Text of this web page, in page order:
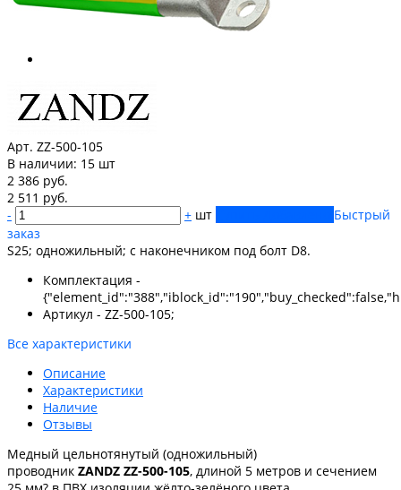
Арт. ZZ-500-105
В наличии: 15 шт
2 386 руб.
2 511 руб.
-
+ шт
Быстрый
заказ
S25; одножильный; с наконечником под болт D8.
Комплектация -
Артикул - ZZ-500-105;
Все характеристики
Описание
Характеристики
Наличие
Отзывы
Медный цельнотянутый (одножильный)
проводник ZANDZ ZZ-500-105, длиной 5 метров и сечением